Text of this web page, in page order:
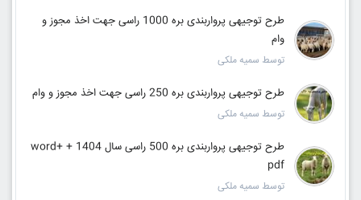
طرح توجیهی پرواربندی بره 1000 راسی جهت اخذ مجوز و
وام
توسط سمیه ملکی
طرح توجیهی پرواربندی بره 250 راسی جهت اخذ مجوز و وام
توسط سمیه ملکی
طرح توجیهی پرواربندی بره 500 راسی سال 1404 + word+
pdf
توسط سمیه ملکی